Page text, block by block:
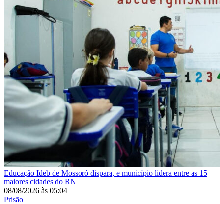
Educação Ideb de Mossoró dispara, e município lidera entre as 15
maiores cidades do RN
08/08/2026 às 05:04
Prisão